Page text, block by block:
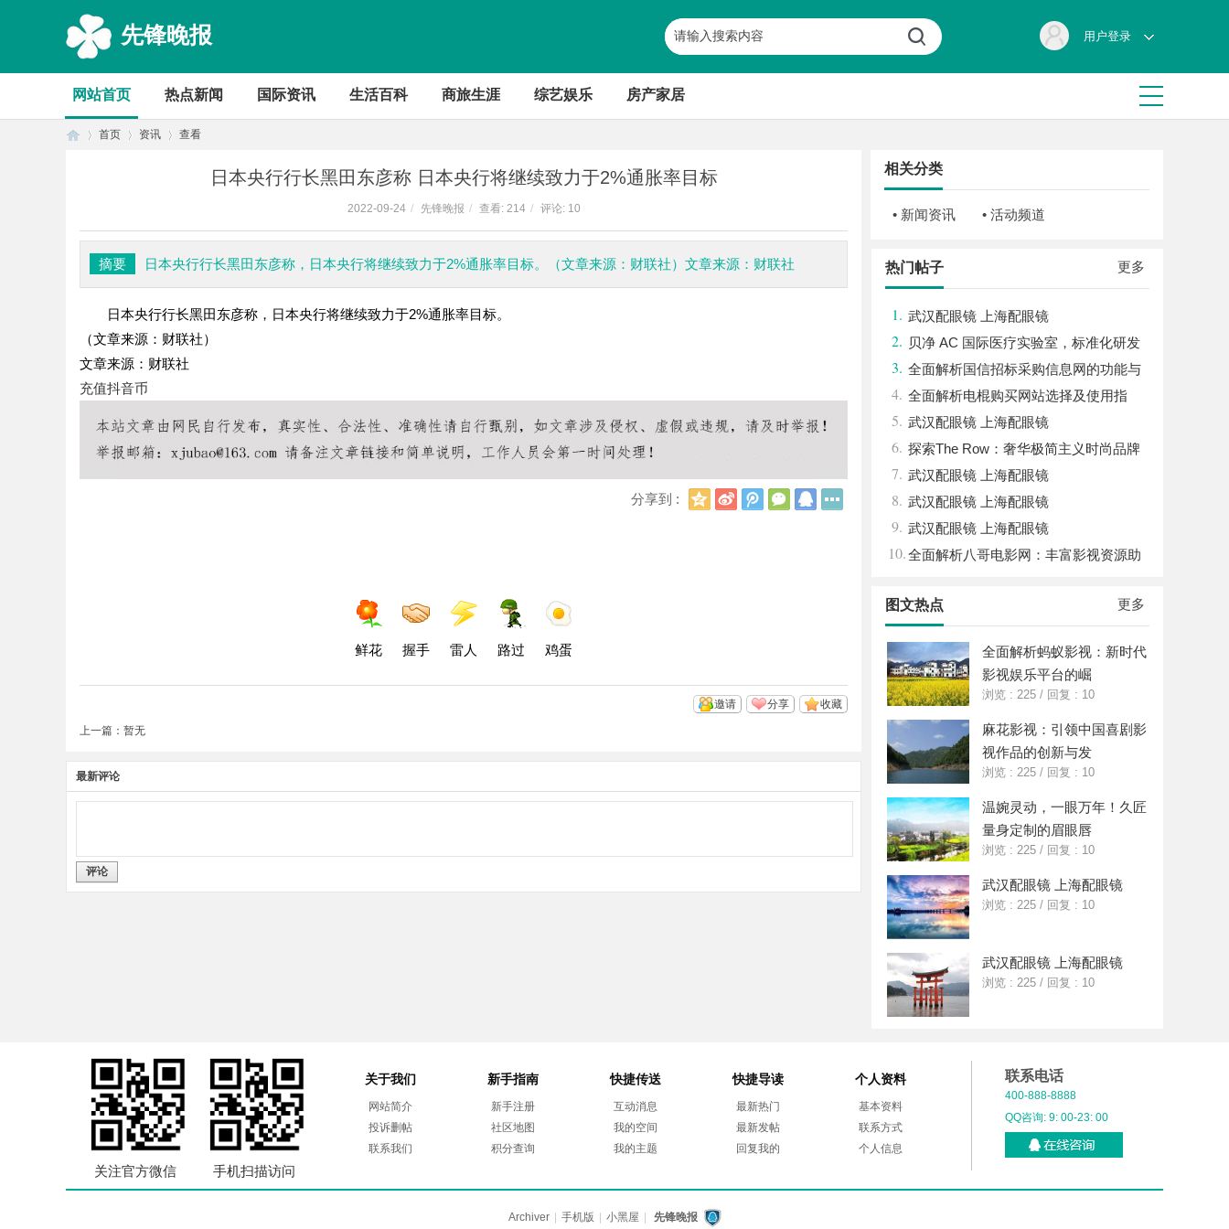
先锋晚报 用户登录
网站首页 热点新闻 国际资讯 生活百科 商旅生涯 综艺娱乐 房产家居
首页 资讯 查看
日本央行行长黑田东彦称 日本央行将继续致力于2%通胀率目标
2022-09-24 / 先锋晚报 / 查看: 214 / 评论: 10
摘要 日本央行行长黑田东彦称，日本央行将继续致力于2%通胀率目标。（文章来源：财联社）文章来源：财联社
日本央行行长黑田东彦称，日本央行将继续致力于2%通胀率目标。
（文章来源：财联社）
文章来源：财联社
充值抖音币
分享到 :
Q
新
浪
腾
讯
微
信
Q
鲜花 握手 雷人 路过 鸡蛋
收藏
分享
邀请
上一篇：暂无
最新评论
评论
相关分类
• 新闻资讯 • 活动频道
更多
热门帖子
1. 武汉配眼镜 上海配眼镜
2. 贝净 AC 国际医疗实验室，标准化研发
体系全解析
3. 全面解析国信招标采购信息网的功能与
优势
4. 全面解析电棍购买网站选择及使用指
南，保障安全与合法性
5. 武汉配眼镜 上海配眼镜
6. 探索The Row：奢华极简主义时尚品牌
的崛起与魅力解析
7. 武汉配眼镜 上海配眼镜
8. 武汉配眼镜 上海配眼镜
9. 武汉配眼镜 上海配眼镜
10.全面解析八哥电影网：丰富影视资源助
更多
图文热点
全面解析蚂蚁影视：新时代
影视娱乐平台的崛
浏览 : 225 / 回复 : 10
麻花影视：引领中国喜剧影
视作品的创新与发
浏览 : 225 / 回复 : 10
温婉灵动，一眼万年！久匠
量身定制的眉眼唇
浏览 : 225 / 回复 : 10
武汉配眼镜 上海配眼镜
浏览 : 225 / 回复 : 10
武汉配眼镜 上海配眼镜
浏览 : 225 / 回复 : 10
关注官方微信 手机扫描访问
关于我们
网站简介
投诉删帖
联系我们
新手指南
新手注册
社区地图
积分查询
快捷传送
互动消息
我的空间
我的主题
快捷导读
最新热门
最新发帖
回复我的
个人资料
基本资料
联系方式
个人信息
联系电话
400-888-8888
QQ咨询: 9: 00-23: 00
Archiver 手机版 小黑屋 先锋晚报